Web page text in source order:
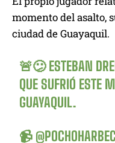
momento del asalto,
ciudad de Guayaquil.
🚨😕 ESTEBAN
QUE SUFRIÓ ESTE
GUAYAQUIL.
📹 @POCHOHARBEC